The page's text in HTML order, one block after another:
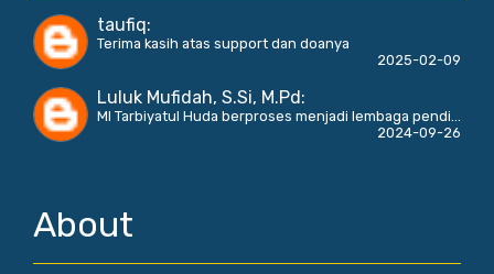
taufiq:
Terima kasih atas support dan doanya
2025-02-09
Luluk Mufidah, S.Si, M.Pd :
MI Tarbiyatul Huda berproses menjadi lembaga pendi...
2024-09-26
About